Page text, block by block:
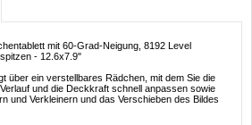
mit 60-Grad-Neigung, 8192 Level
- 12.6x7.9"
über ein verstellbares Rädchen, mit dem Sie die
und die Deckkraft schnell anpassen sowie
und Verkleinern und das Verschieben des Bildes